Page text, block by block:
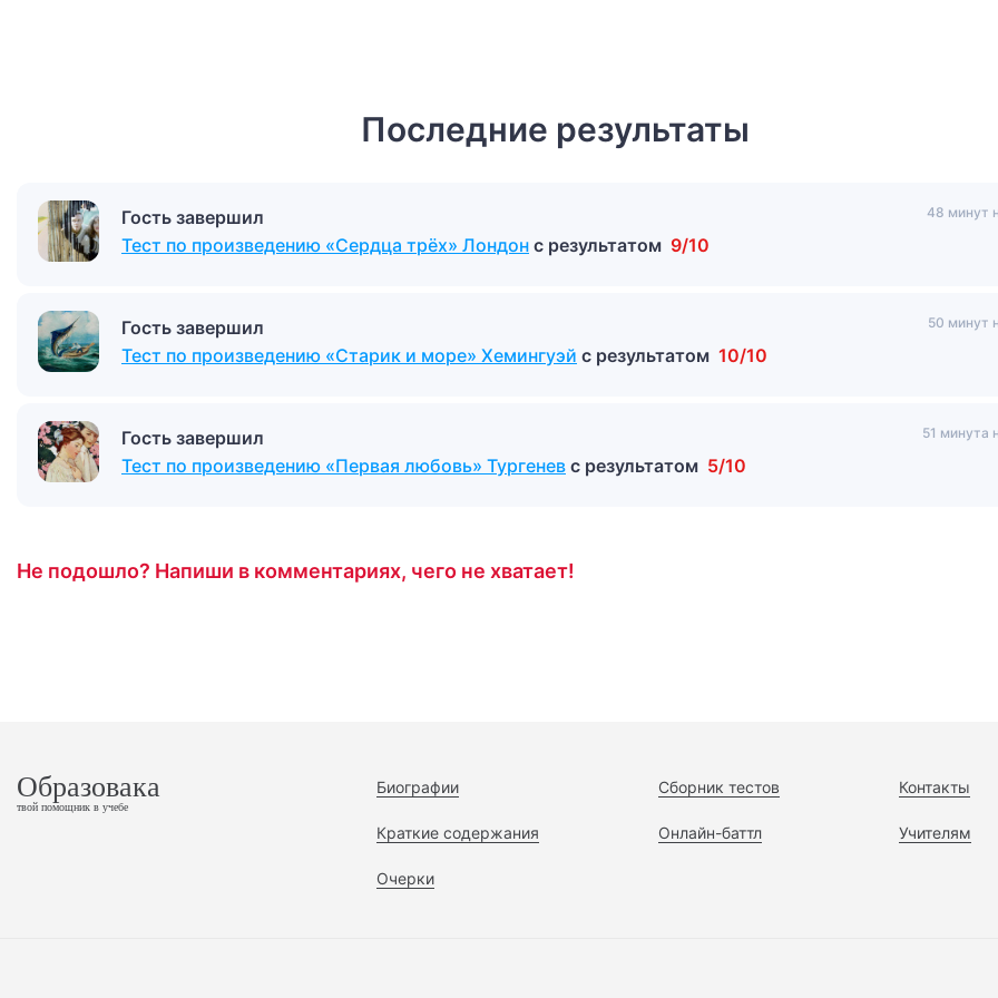
Последние результаты
Гость завершил
Тест по произведению «Сердца трёх» Лондон с результатом 9/10
48 минут
Гость завершил
Тест по произведению «Старик и море» Хемингуэй с результатом 10/10
50 минут
Гость завершил
Тест по произведению «Первая любовь» Тургенев с результатом 5/10
51 минута
Не подошло? Напиши в комментариях, чего не хватает!
Образовака
твой помощник в учебе
Биографии
Краткие содержания
Очерки
Сборник тестов
Онлайн-баттл
Контакты
Учителям